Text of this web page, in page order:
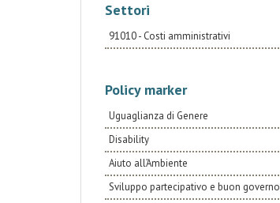
Settori
91010 - Costi amministrativi
Policy marker
Uguaglianza di Genere
Disability
Aiuto all’Ambiente
Sviluppo partecipativo e buon governo